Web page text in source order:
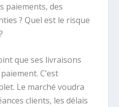
paiements, des
? Quel est le risque
que ses livraisons
C’est
Le marché voudra
clients, les délais